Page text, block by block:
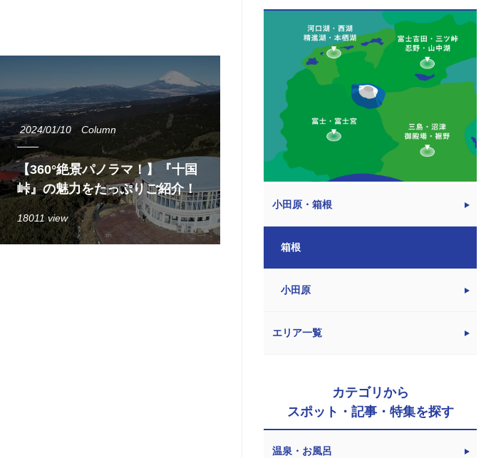
2024/01/10 Column
【360°絶景パノラマ！】『十国
峠』の魅力をたっぷりご紹介！
18011 view
小田原・箱根
箱根
小田原
エリア一覧
カテゴリから
スポット・記事・特集を探す
温泉・お風呂